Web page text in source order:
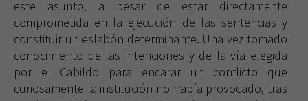
este asunto, a pesar de estar directamente
comprometida en la ejecución de las sentencias y
constituir un eslabón determinante. Una vez tomado
conocimiento de las intenciones y de la vía elegida
por el Cabildo para encarar un conflicto que
curiosamente la institución no había provocado, tras